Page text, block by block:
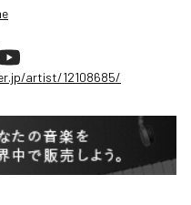
artist/12108685/